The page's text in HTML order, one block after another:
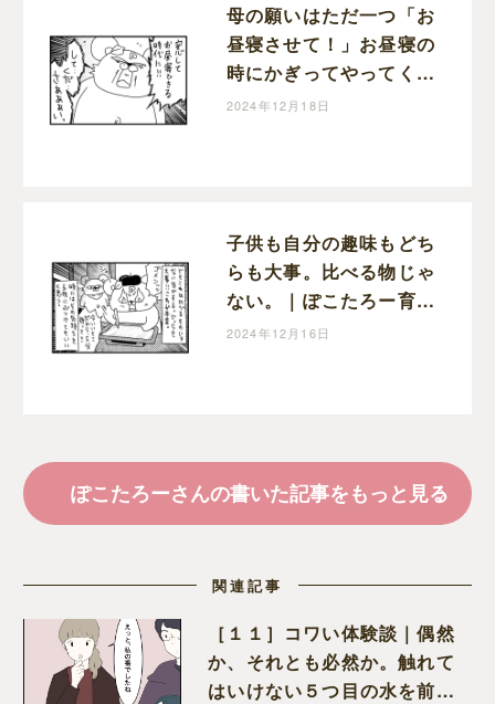
母の願いはただ一つ「お
昼寝させて！」お昼寝の
時にかぎってやってくる
宣伝車｜ぽこたろー育児
2024年12月18日
子供も自分の趣味もどち
らも大事。比べる物じゃ
ない。｜ぽこたろー育児
漫画
2024年12月16日
ぽこたろーさんの書いた記事をもっと見る
関連記事
［１１］コワい体験談｜偶然
か、それとも必然か。触れて
はいけない５つ目の水を前に